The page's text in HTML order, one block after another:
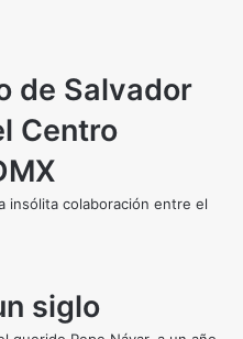
de Salvador
Centro
insólita colaboración entre el
siglo